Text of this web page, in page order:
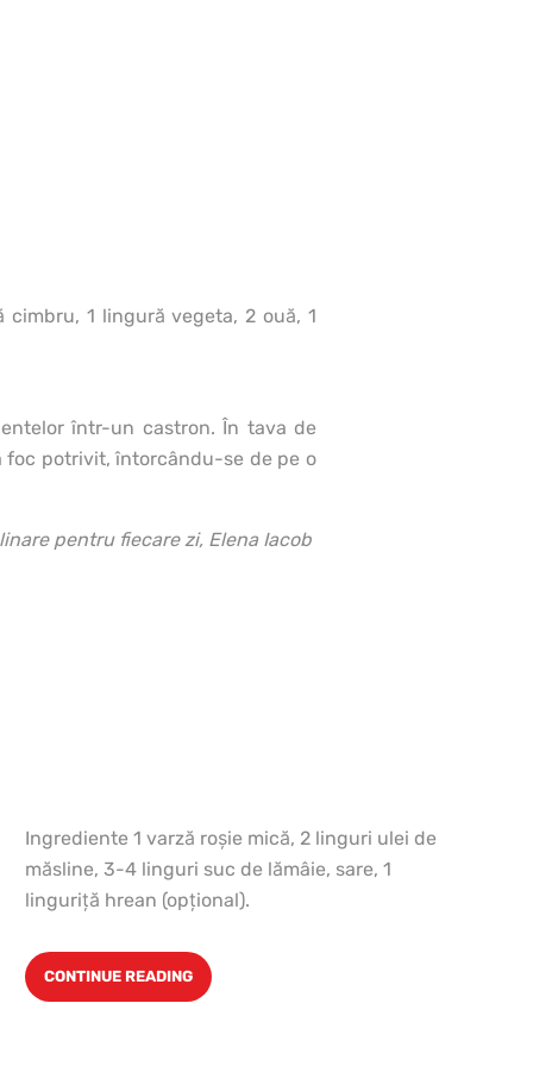
1 lingură vegeta, 2 ouă, 1
într-un castron. În tava de
foc potrivit, întorcându-se de pe o
pentru fiecare zi, Elena Iacob
Ingrediente 1 varză roşie mică, 2 linguri ulei de
măsline, 3-4 linguri suc de lămâie, sare, 1
linguriţă hrean (opţional).
CONTINUE READING